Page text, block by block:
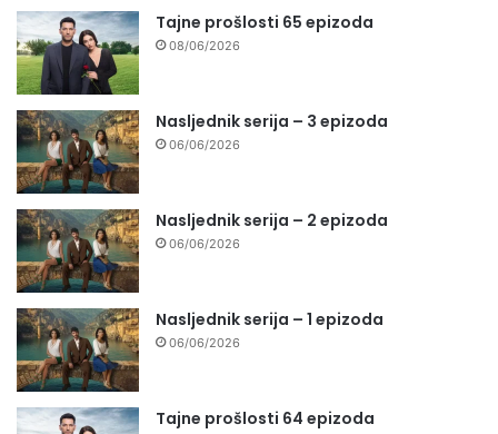
Tajne prošlosti 65 epizoda
08/06/2026
Nasljednik serija – 3 epizoda
06/06/2026
Nasljednik serija – 2 epizoda
06/06/2026
Nasljednik serija – 1 epizoda
06/06/2026
Tajne prošlosti 64 epizoda